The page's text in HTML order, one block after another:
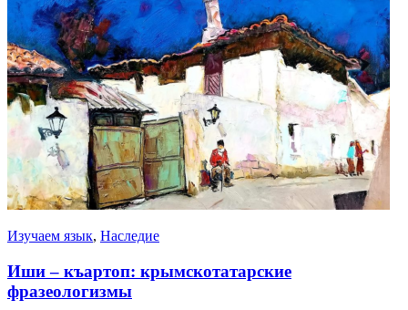
Изучаем язык, Наследие
Иши – къартоп: крымскотатарские
фразеологизмы